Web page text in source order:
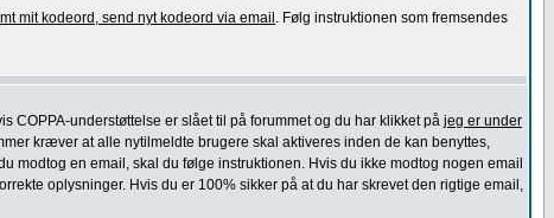
mit kodeord, send nyt kodeord via email . Følg instruktionen som fremsendes
COPPA-understøttelse er slået til på forummet og du har klikket på jeg er under
kræver at alle nytilmeldte brugere skal aktiveres inden de kan benyttes,
en email, skal du følge instruktionen. Hvis du ikke modtog nogen email
oplysninger. Hvis du er 100% sikker på at du har skrevet den rigtige email,